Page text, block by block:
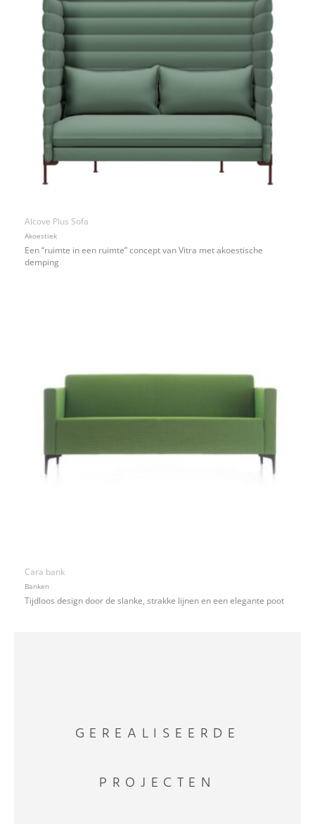
Alcove Plus Sofa
Akoestiek
Een “ruimte in een ruimte” concept van Vitra met akoestische
demping
Cara bank
Banken
Tijdloos design door de slanke, strakke lijnen en een elegante poot
GEREALISEERDE
PROJECTEN